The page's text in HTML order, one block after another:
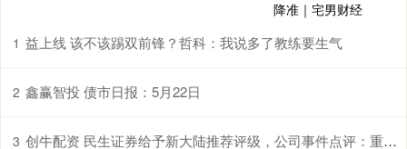
1 益上线 该不该踢双前锋？哲科：我说多了教练要生气
2 鑫赢智投 债市日报：5月22日
3 创牛配资 民生证券给予新大陆推荐评级，公司事件点评：重磅政策落地，“网证”龙头扬帆起航